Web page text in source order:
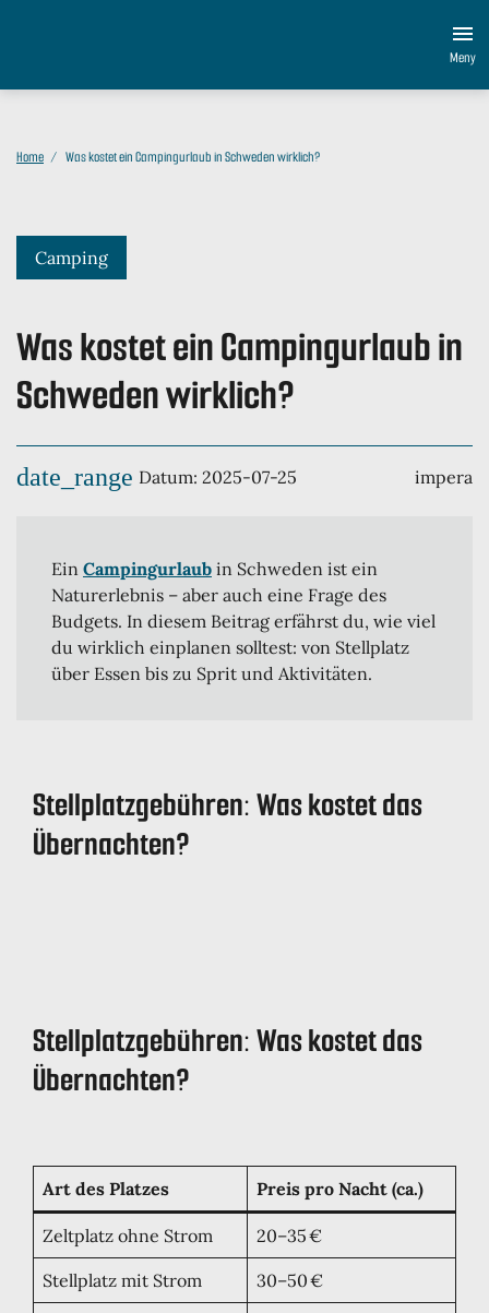
Meny
Home Was kostet ein Campingurlaub in Schweden wirklich?
Camping
Was kostet ein Campingurlaub in
Schweden wirklich?
date_range Datum: 2025-07-25 impera
Ein Campingurlaub in Schweden ist ein
Naturerlebnis – aber auch eine Frage des
Budgets. In diesem Beitrag erfährst du, wie viel
du wirklich einplanen solltest: von Stellplatz
über Essen bis zu Sprit und Aktivitäten.
Stellplatzgebühren: Was kostet das
Übernachten?
Stellplatzgebühren: Was kostet das
Übernachten?
Art des Platzes Preis pro Nacht (ca.)
Zeltplatz ohne Strom 20–35 €
Stellplatz mit Strom 30–50 €